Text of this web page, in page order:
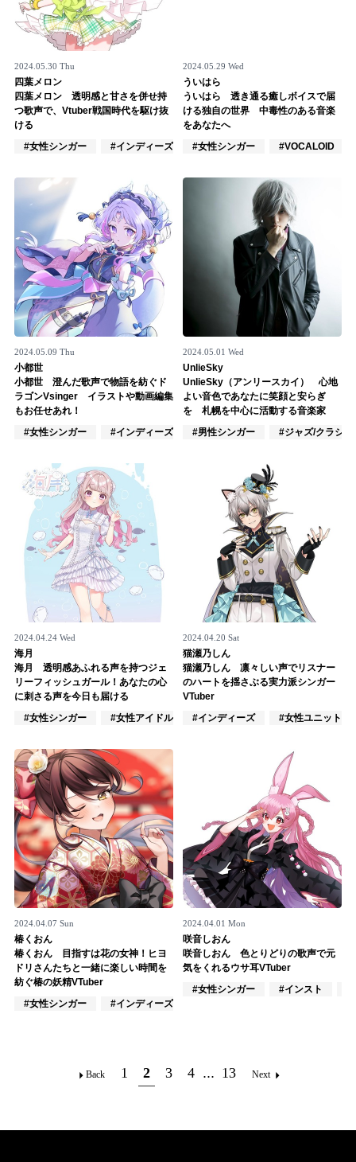
2024.05.30 Thu
四葉メロン
四葉メロン 透明感と甘さを併せ持
つ歌声で、Vtuber戦国時代を駆け抜
ける
#女性シンガー
#インディーズ #女性アイドル
2024.05.29 Wed
ういはら
ういはら 透き通る癒しボイスで届
ける独自の世界 中毒性のある音楽
をあなたへ
#女性シンガー
#VOCALOID
2024.05.09 Thu
小都世
小都世 澄んだ歌声で物語を紡ぐド
ラゴンVsinger イラストや動画編集
もお任せあれ！
#女性シンガー
#インディーズ #VTuber/VSinger
2024.05.01 Wed
UnlieSky
UnlieSky（アンリースカイ） 心地
よい音色であなたに笑顔と安らぎ
を 札幌を中心に活動する音楽家
#男性シンガー
#ジャズ/クラシッ
2024.04.24 Wed
海月
海月 透明感あふれる声を持つジェ
リーフィッシュガール！あなたの心
に刺さる声を今日も届ける
#女性シンガー
#女性アイドル #VTuber/VSinger
2024.04.20 Sat
猫瀬乃しん
猫瀬乃しん 凛々しい声でリスナー
のハートを揺さぶる実力派シンガー
VTuber
#インディーズ
#女性ユニット
2024.04.07 Sun
椿くおん
椿くおん 目指すは花の女神！ヒヨ
ドリさんたちと一緒に楽しい時間を
紡ぐ椿の妖精VTuber
#女性シンガー
#インディーズ
2024.04.01 Mon
咲音しおん
咲音しおん 色とりどりの歌声で元
気をくれるウサ耳VTuber
#女性シンガー
#インスト
Back 1 2 3 4 ... 13 Next